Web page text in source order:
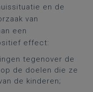
en de
van
een
effect:
tegenover de
de doelen die ze
de kinderen;